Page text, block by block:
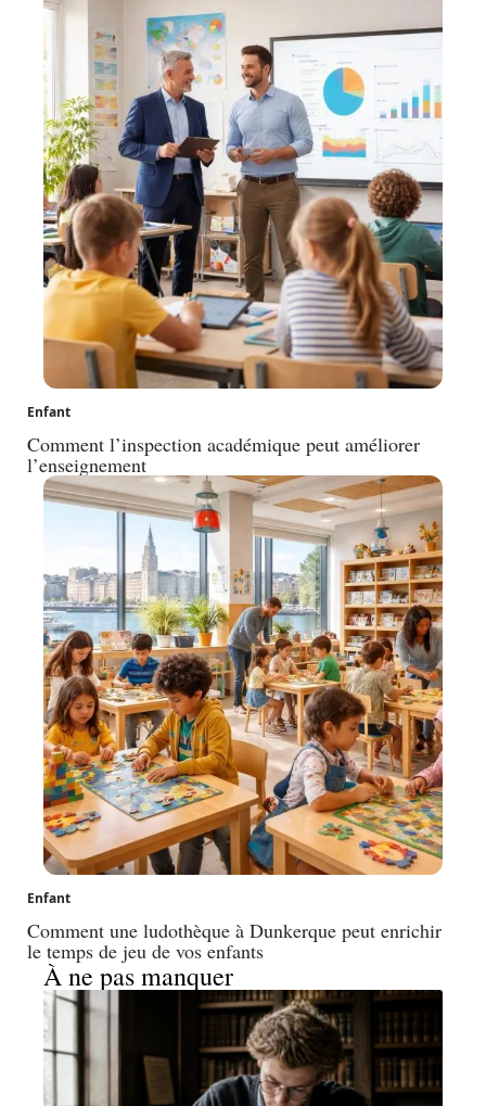
Enfant
Comment l’inspection académique peut améliorer
l’enseignement
Enfant
Comment une ludothèque à Dunkerque peut enrichir
le temps de jeu de vos enfants
À ne pas manquer